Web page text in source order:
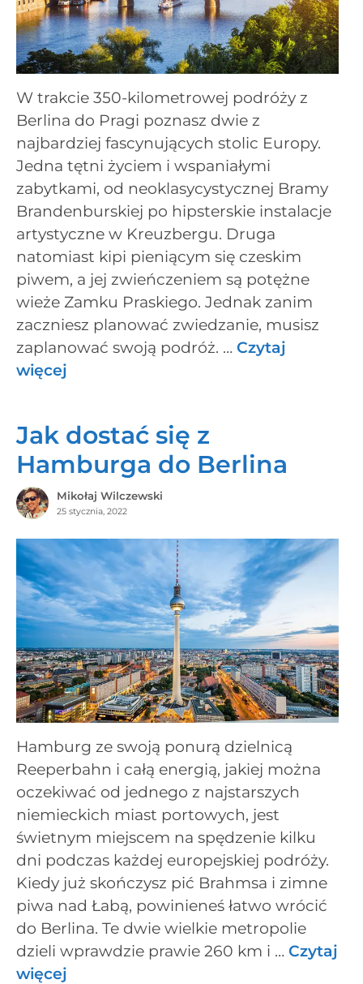
W trakcie 350-kilometrowej podróży z
Berlina do Pragi poznasz dwie z
najbardziej fascynujących stolic Europy.
Jedna tętni życiem i wspaniałymi
zabytkami, od neoklasycystycznej Bramy
Brandenburskiej po hipsterskie instalacje
artystyczne w Kreuzbergu. Druga
natomiast kipi pieniącym się czeskim
piwem, a jej zwieńczeniem są potężne
wieże Zamku Praskiego. Jednak zanim
zaczniesz planować zwiedzanie, musisz
zaplanować swoją podróż. … Czytaj
więcej
Jak dostać się z
Hamburga do Berlina
Mikołaj Wilczewski
25 stycznia, 2022
Hamburg ze swoją ponurą dzielnicą
Reeperbahn i całą energią, jakiej można
oczekiwać od jednego z najstarszych
niemieckich miast portowych, jest
świetnym miejscem na spędzenie kilku
dni podczas każdej europejskiej podróży.
Kiedy już skończysz pić Brahmsa i zimne
piwa nad Łabą, powinieneś łatwo wrócić
do Berlina. Te dwie wielkie metropolie
dzieli wprawdzie prawie 260 km i … Czytaj
więcej